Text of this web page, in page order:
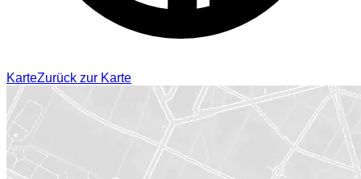
KarteZurück zur Karte